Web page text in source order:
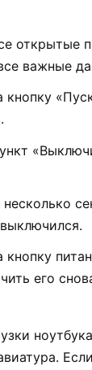
открытые
важные
кнопку
его